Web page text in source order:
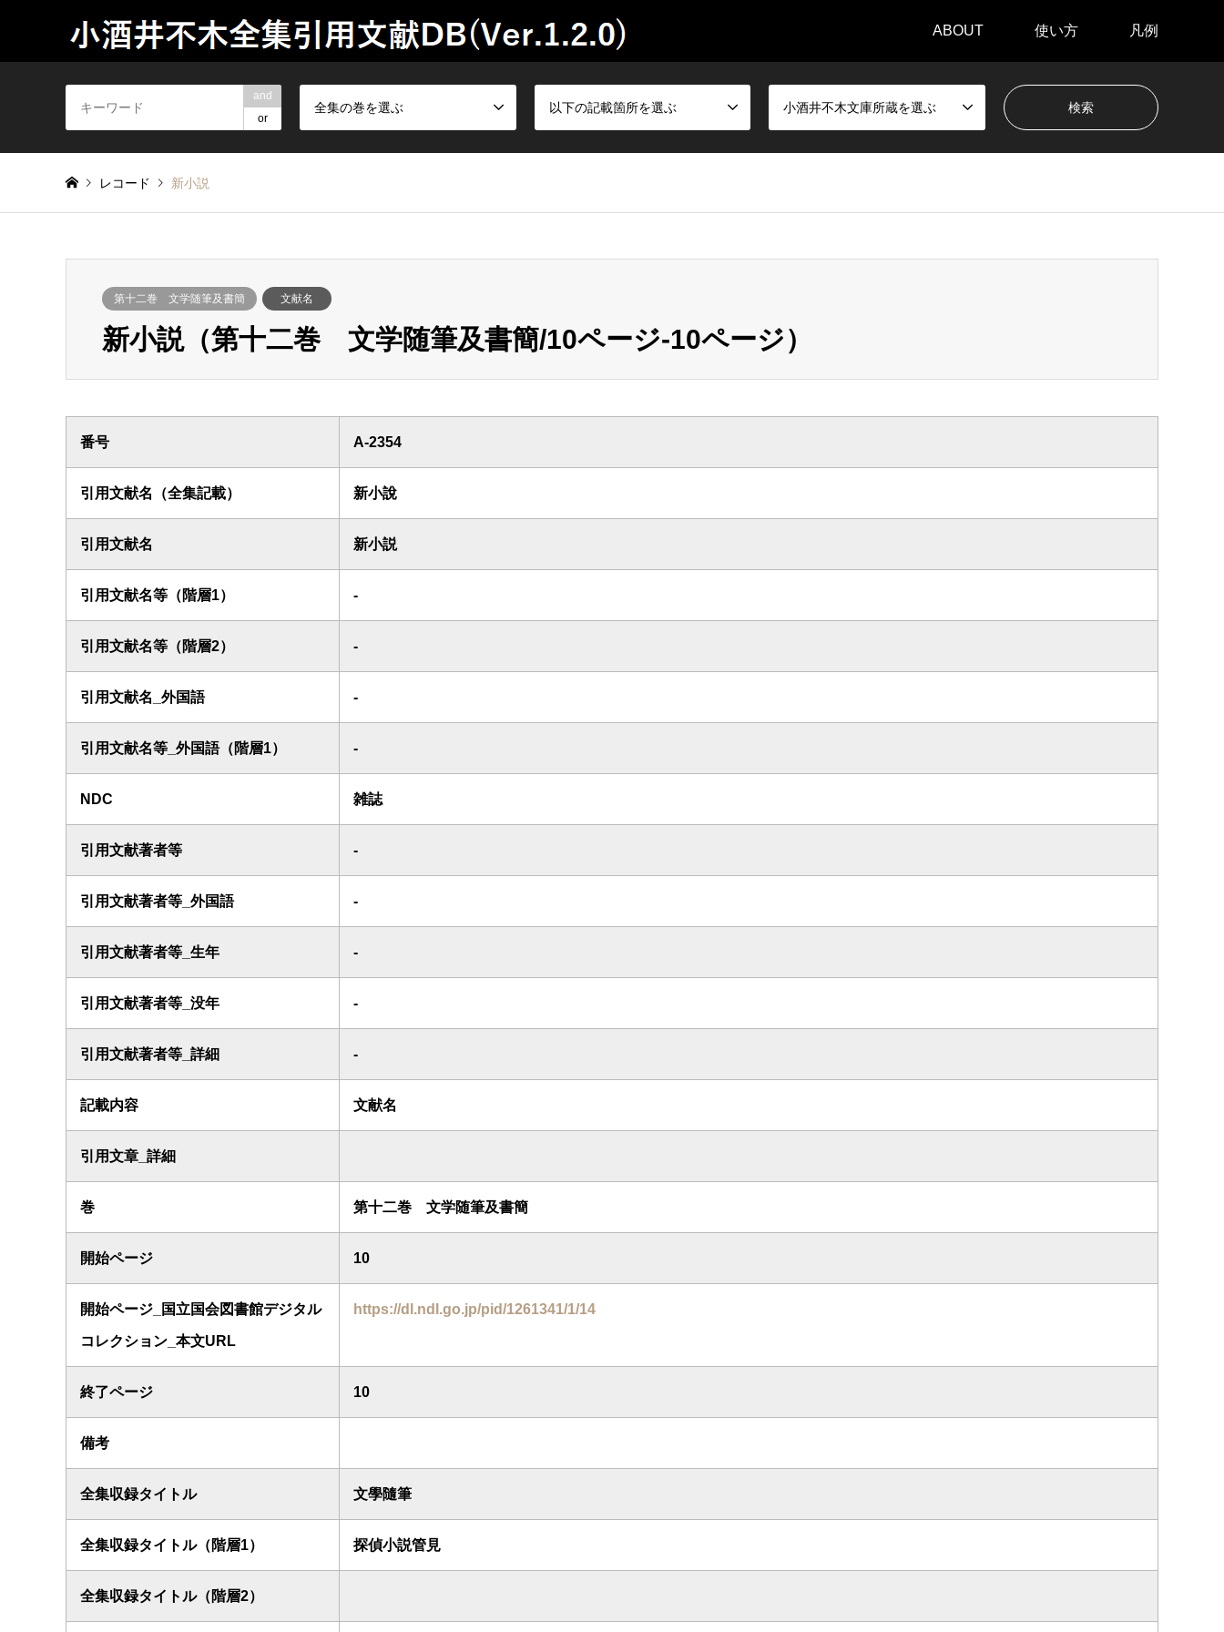
ABOUT 使い方 凡例
and
or
全集の巻を選ぶ 以下の記載箇所を選ぶ 小酒井不木文庫所蔵を選ぶ
レコード 新小説
第十二巻 文学随筆及書簡 文献名
新小説（第十二巻 文学随筆及書簡/10ページ-10ページ）
番号 A-2354
引用文献名（全集記載） 新小說
引用文献名 新小説
引用文献名等（階層1） -
引用文献名等（階層2） -
引用文献名_外国語 -
引用文献名等_外国語（階層1） -
NDC 雑誌
引用文献著者等 -
引用文献著者等_外国語 -
引用文献著者等_生年 -
引用文献著者等_没年 -
引用文献著者等_詳細 -
記載内容 文献名
引用文章_詳細
巻 第十二巻 文学随筆及書簡
開始ページ 10
開始ページ_国立国会図書館デジタル
コレクション_本文URL
https://dl.ndl.go.jp/pid/1261341/1/14
終了ページ 10
備考
全集収録タイトル 文學隨筆
全集収録タイトル（階層1） 探偵小説管見
全集収録タイトル（階層2）